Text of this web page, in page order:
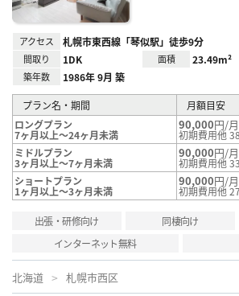
アクセス 札幌市東西線「琴似駅」徒歩9分
間取り 1DK 面積 23.49m²
築年数 1986年 9月 築
プラン名・期間
月額目安
ロングプラン
7ヶ月以上～24ヶ月未満
90,000円/
初期費用他
ミドルプラン
3ヶ月以上～7ヶ月未満
90,000円/
初期費用他
ショートプラン
1ヶ月以上～3ヶ月未満
90,000円/
初期費用他
出張・研修向け 同棲向け
インターネット無料
北海道 札幌市西区